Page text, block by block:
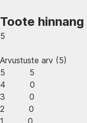
Toote hinnang
5
Arvustuste arv (5)
5
5
4
0
3
0
2
0
1
0